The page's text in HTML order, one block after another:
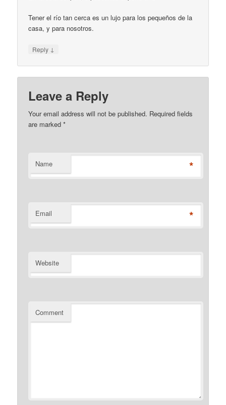
Tener el río tan cerca es un lujo para los pequeños de la
casa, y para nosotros.
Reply ↓
Leave a Reply
Your email address will not be published. Required fields
are marked*
Name *
Email *
Website
Comment